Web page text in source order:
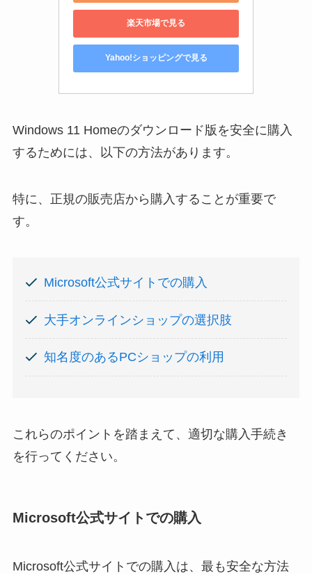
楽天市場で見る
Yahoo!ショッピングで見る
Windows 11 Homeのダウンロード版を安全に購入
するためには、以下の方法があります。
特に、正規の販売店から購入することが重要で
す。
Microsoft公式サイトでの購入
大手オンラインショップの選択肢
知名度のあるPCショップの利用
これらのポイントを踏まえて、適切な購入手続き
を行ってください。
Microsoft公式サイトでの購入
Microsoft公式サイトでの購入は、最も安全な方法